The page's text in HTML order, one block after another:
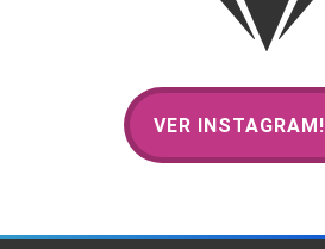
VER INSTAGRAM!